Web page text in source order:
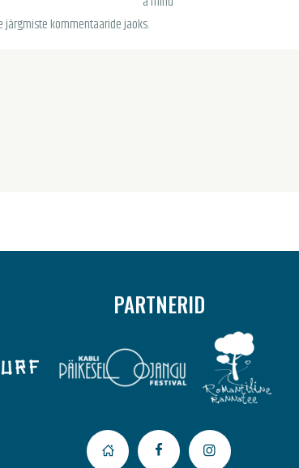
järgmiste kommentaaride jaoks.
PARTNERID